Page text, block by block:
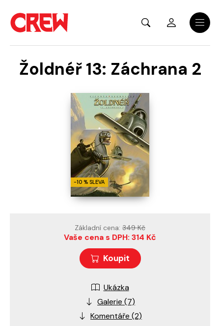
Menu
Žoldnéř 13: Záchrana 2
-10 % SLEVA
Základní cena: 349 Kč
Vaše cena s DPH: 314 Kč
Koupit
Ukázka
Galerie (7)
Komentáře (2)